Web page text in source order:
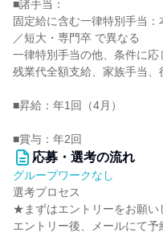
■諸手当：
固定給に含む一律特別手当
／短大・専門卒 で異なる
一律特別手当の他、条件に応
残業代全額支給、家族手当、
■昇給：年1回（4月）
■賞与：年2回
応募・選考の流れ
グループワークなし
選考プロセス
★まずはエントリーをお願い
エントリー後、メールにて予